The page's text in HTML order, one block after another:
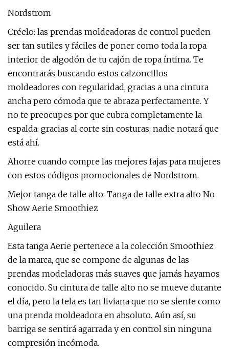
Nordstrom
Créelo: las prendas moldeadoras de control pueden
ser tan sutiles y fáciles de poner como toda la ropa
interior de algodón de tu cajón de ropa íntima. Te
encontrarás buscando estos calzoncillos
moldeadores con regularidad, gracias a una cintura
ancha pero cómoda que te abraza perfectamente. Y
no te preocupes por que cubra completamente la
espalda: gracias al corte sin costuras, nadie notará que
está ahí.
Ahorre cuando compre las mejores fajas para mujeres
con estos códigos promocionales de Nordstrom.
Mejor tanga de talle alto: Tanga de talle extra alto No
Show Aerie Smoothiez
Aguilera
Esta tanga Aerie pertenece a la colección Smoothiez
de la marca, que se compone de algunas de las
prendas modeladoras más suaves que jamás hayamos
conocido. Su cintura de talle alto no se mueve durante
el día, pero la tela es tan liviana que no se siente como
una prenda moldeadora en absoluto. Aún así, su
barriga se sentirá agarrada y en control sin ninguna
compresión incómoda.